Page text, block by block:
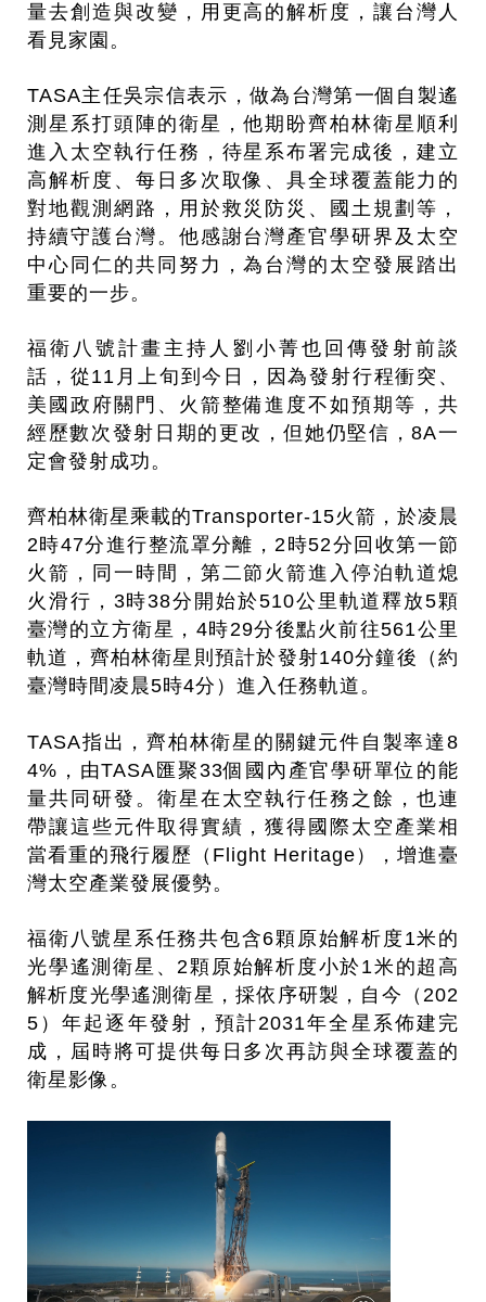
量去創造與改變，用更高的解析度，讓台灣人
看見家園。
TASA主任吳宗信表示，做為台灣第一個自製遙
測星系打頭陣的衛星，他期盼齊柏林衛星順利
進入太空執行任務，待星系布署完成後，建立
高解析度、每日多次取像、具全球覆蓋能力的
對地觀測網路，用於救災防災、國土規劃等，
持續守護台灣。他感謝台灣產官學研界及太空
中心同仁的共同努力，為台灣的太空發展踏出
重要的一步。
福衛八號計畫主持人劉小菁也回傳發射前談
話，從11月上旬到今日，因為發射行程衝突、
美國政府關門、火箭整備進度不如預期等，共
經歷數次發射日期的更改，但她仍堅信，8A一
定會發射成功。
齊柏林衛星乘載的Transporter-15火箭，於凌晨
2時47分進行整流罩分離，2時52分回收第一節
火箭，同一時間，第二節火箭進入停泊軌道熄
火滑行，3時38分開始於510公里軌道釋放5顆
臺灣的立方衛星，4時29分後點火前往561公里
軌道，齊柏林衛星則預計於發射140分鐘後（約
臺灣時間凌晨5時4分）進入任務軌道。
TASA指出，齊柏林衛星的關鍵元件自製率達8
4%，由TASA匯聚33個國內產官學研單位的能
量共同研發。衛星在太空執行任務之餘，也連
帶讓這些元件取得實績，獲得國際太空產業相
當看重的飛行履歷（Flight Heritage），增進臺
灣太空產業發展優勢。
福衛八號星系任務共包含6顆原始解析度1米的
光學遙測衛星、2顆原始解析度小於1米的超高
解析度光學遙測衛星，採依序研製，自今（202
5）年起逐年發射，預計2031年全星系佈建完
成，屆時將可提供每日多次再訪與全球覆蓋的
衛星影像。